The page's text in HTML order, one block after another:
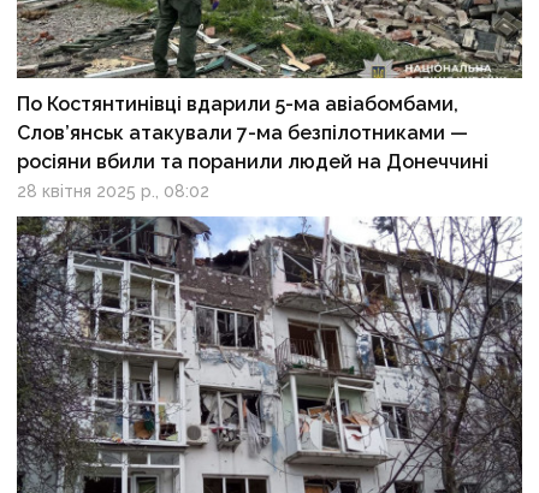
По Костянтинівці вдарили 5-ма авіабомбами,
Слов’янськ атакували 7-ма безпілотниками —
росіяни вбили та поранили людей на Донеччині
28 квітня 2025 р., 08:02